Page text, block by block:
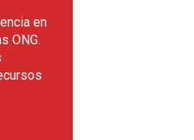
en
ONG.